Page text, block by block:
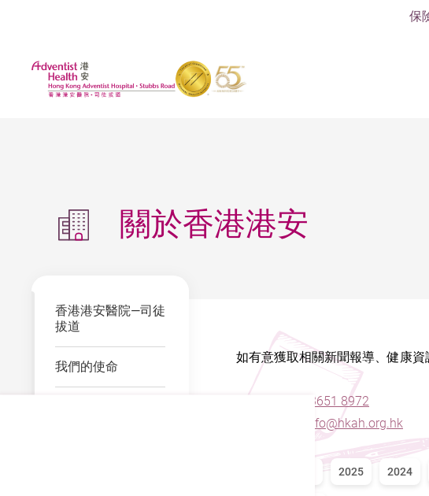
保
關於香港港安
香港港安醫院—司徒
拔道
我們的使命
如有意獲取相關新聞報導、健康
(852) 3651 8972
hkahinfo@hkah.org.hk
2025 2024